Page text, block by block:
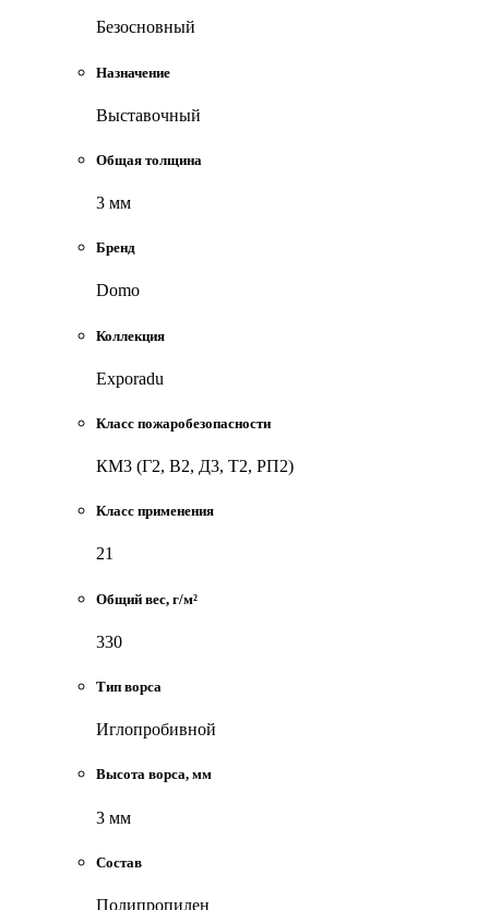
Безосновный
Назначение
Выставочный
Общая толщина
3 мм
Бренд
Domo
Коллекция
Exporadu
Класс пожаробезопасности
КМ3 (Г2, В2, Д3, Т2, РП2)
Класс применения
21
Общий вес, г/м²
330
Тип ворса
Иглопробивной
Высота ворса, мм
3 мм
Состав
Полипропилен